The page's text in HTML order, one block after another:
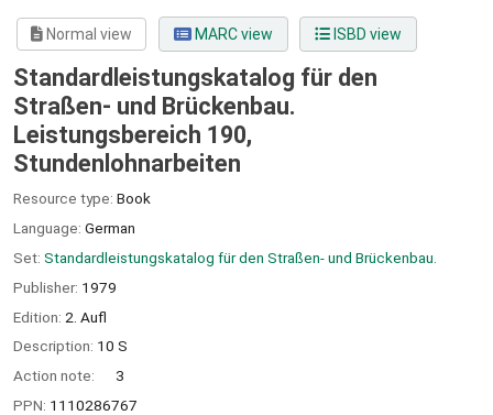
Normal view MARC view ISBD view
Standardleistungskatalog für den
Straßen- und Brückenbau.
Leistungsbereich 190,
Stundenlohnarbeiten
Resource type: Book
Language: German
Set: Standardleistungskatalog für den Straßen- und Brückenbau.
Publisher: 1979
Edition: 2. Aufl
Description: 10 S
Action note:
3
PPN: 1110286767